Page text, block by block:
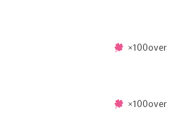
×100over
×100over